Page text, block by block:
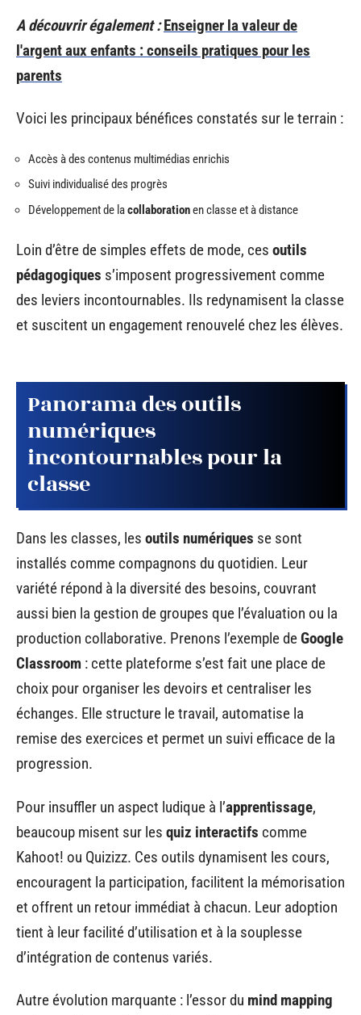
A découvrir également : Enseigner la valeur de
l'argent aux enfants : conseils pratiques pour les
parents
Voici les principaux bénéfices constatés sur le terrain :
Accès à des contenus multimédias enrichis
Suivi individualisé des progrès
Développement de lacollaborationen classe et à distance
Loin d’être de simples effets de mode, ces outils
pédagogiques s’imposent progressivement comme
des leviers incontournables. Ils redynamisent la classe
et suscitent un engagement renouvelé chez les élèves.
Panorama des outils
numériques
incontournables pour la
classe
Dans les classes, les outils numériques se sont
installés comme compagnons du quotidien. Leur
variété répond à la diversité des besoins, couvrant
aussi bien la gestion de groupes que l’évaluation ou la
production collaborative. Prenons l’exemple deGoogle
Classroom : cette plateforme s’est fait une place de
choix pour organiser les devoirs et centraliser les
échanges. Elle structure le travail, automatise la
remise des exercices et permet un suivi efficace de la
progression.
Pour insuffler un aspect ludique à l’apprentissage,
beaucoup misent sur les quiz interactifs comme
Kahoot! ou Quizizz. Ces outils dynamisent les cours,
encouragent la participation, facilitent la mémorisation
et offrent un retour immédiat à chacun. Leur adoption
tient à leur facilité d’utilisation et à la souplesse
d’intégration de contenus variés.
Autre évolution marquante : l’essor du mind mapping